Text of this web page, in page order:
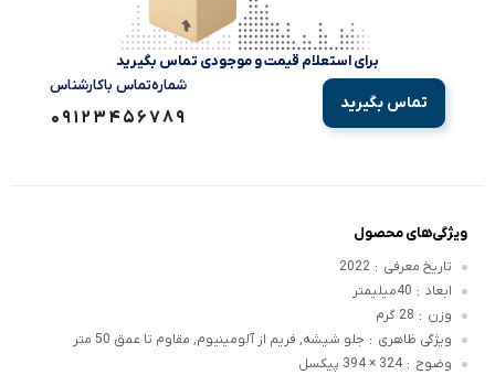
برای استعلام قیمت و موجودی تماس بگیرید
تماس بگیرید
شماره‌تماس‌ با‌کارشناس
09123456789
ویژگی‌های محصول
تاریخ معرفی :
2022
ابعاد : 40میلیمتر
وزن : 28 گرم
ویژگی ظاهری : جلو شیشه, فریم از آلومینیوم, مقاوم تا عمق 50 متر
وضوح : 324 × 394 پیکسل